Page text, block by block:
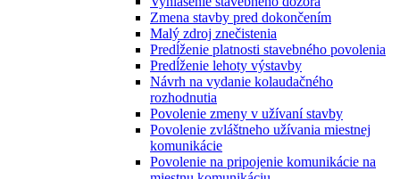
Zmena stavby pred dokončením
Malý zdroj znečistenia
Predĺženie platnosti stavebného povolenia
Predĺženie lehoty výstavby
Návrh na vydanie kolaudačného
rozhodnutia
Povolenie zmeny v užívaní stavby
Povolenie zvláštneho užívania miestnej
komunikácie
Povolenie na pripojenie komunikácie na